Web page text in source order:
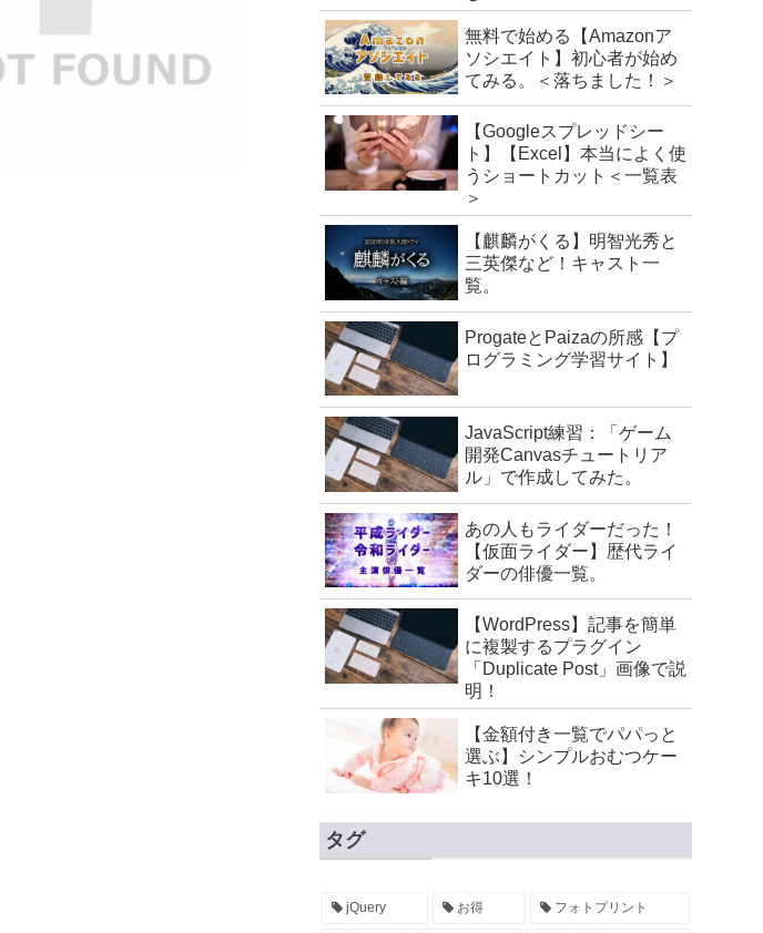
無料で始める【Amazonア
ソシエイト】初心者が始め
てみる。＜落ちました！＞
【Googleスプレッドシー
ト】【Excel】本当によく使
うショートカット＜一覧表
＞
【麒麟がくる】明智光秀と
三英傑など！キャスト一
覧。
ProgateとPaizaの所感【プ
ログラミング学習サイト】
JavaScript練習：「ゲーム
開発Canvasチュートリア
ル」で作成してみた。
あの人もライダーだった！
【仮面ライダー】歴代ライ
ダーの俳優一覧。
【WordPress】記事を簡単
に複製するプラグイン
「Duplicate Post」画像で説
明！
【金額付き一覧でパパっと
選ぶ】シンプルおむつケー
キ10選！
タグ
jQuery お得 フォトプリント